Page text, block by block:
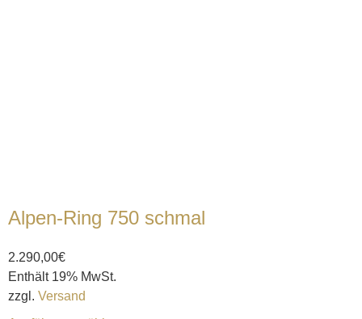
Alpen-Ring 750 schmal
2.290,00€
Enthält 19% MwSt.
zzgl. Versand